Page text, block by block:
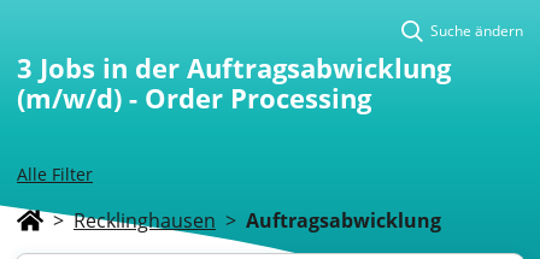
Alle Filter
Suche ändern
3 Jobs in der Auftragsabwicklung
(m/w/d) - Order Processing
> Recklinghausen > Auftragsabwicklung